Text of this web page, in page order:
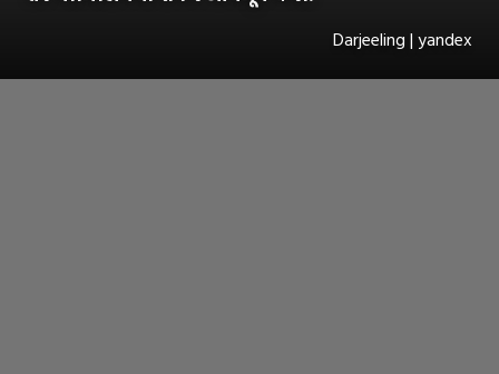
Darjeeling | yandex